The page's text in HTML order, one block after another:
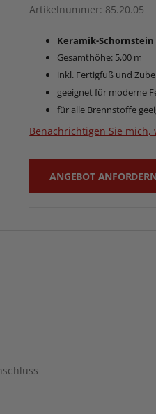
Artikelnummer 85.20.05
Keramik-Schornstein
Gesamthöhe: 5,00 m
inkl. Fertigfuß und
geeignet für moderne
für alle Brennstoffe
Benachrichtigen Sie
ANGEBOT ANFORDERN